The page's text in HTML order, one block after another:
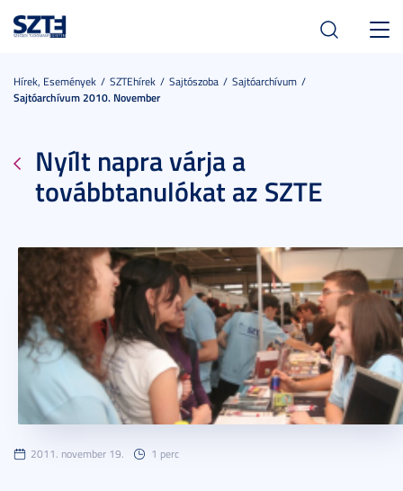
Hírek, Események SZTEhírek Sajtószoba
Sajtóarchívum
Sajtóarchívum 2010. November
Nyílt napra várja a
továbbtanulókat az SZTE
2011. november 19. 1 perc